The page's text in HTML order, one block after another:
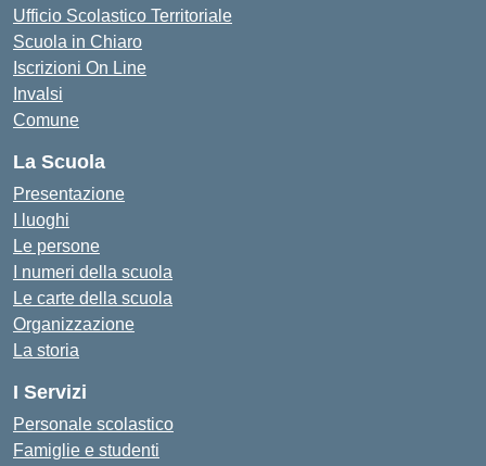
Ufficio Scolastico Territoriale
Scuola in Chiaro
Iscrizioni On Line
Invalsi
Comune
La Scuola
Presentazione
I luoghi
Le persone
I numeri della scuola
Le carte della scuola
Organizzazione
La storia
I Servizi
Personale scolastico
Famiglie e studenti